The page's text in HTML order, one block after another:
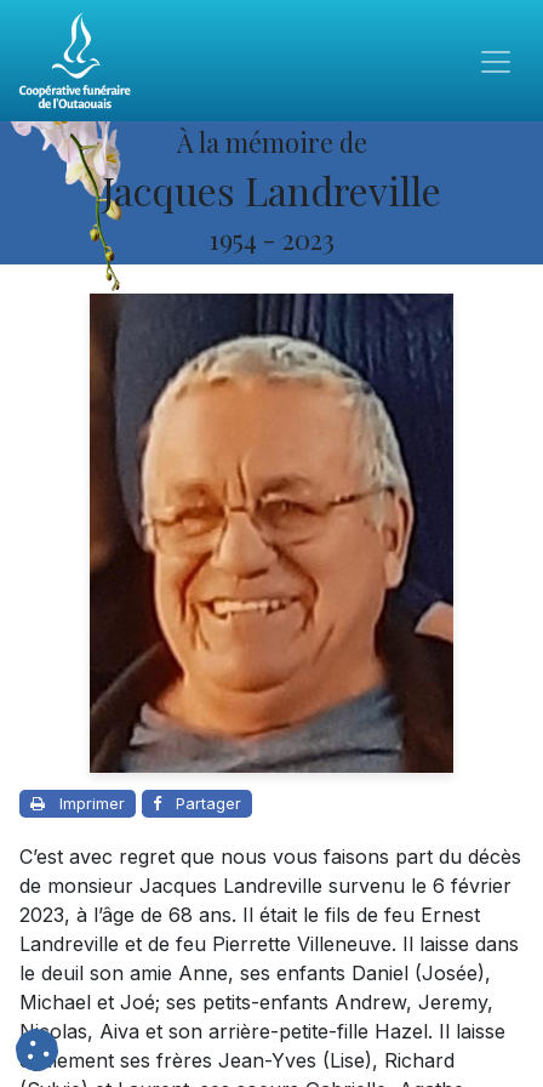
À la mémoire de
Jacques Landreville
1954 - 2023
Imprimer Partager
C’est avec regret que nous vous faisons part du décès
de monsieur Jacques Landreville survenu le 6 février
2023, à l’âge de 68 ans. Il était le fils de feu Ernest
Landreville et de feu Pierrette Villeneuve. Il laisse dans
le deuil son amie Anne, ses enfants Daniel (Josée),
Michael et Joé; ses petits-enfants Andrew, Jeremy,
Nicolas, Aiva et son arrière-petite-fille Hazel. Il laisse
également ses frères Jean-Yves (Lise), Richard